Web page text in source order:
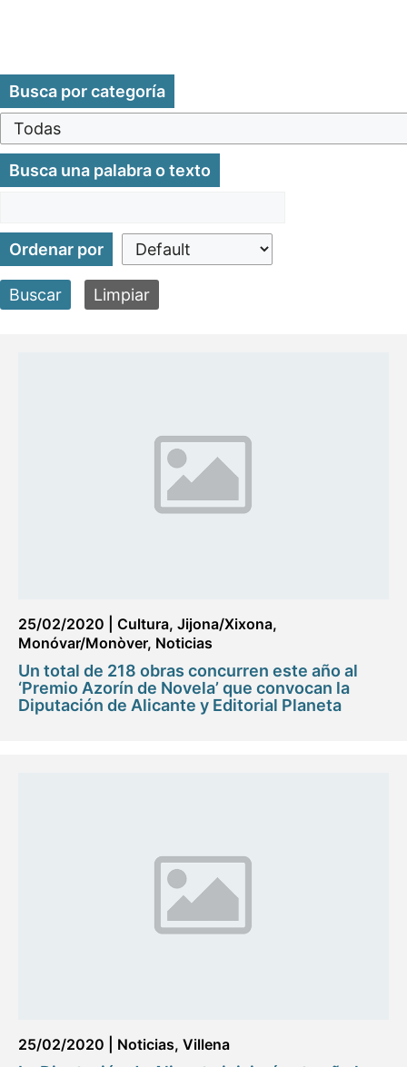
Busca por categoría
Busca una palabra o texto
Ordenar por
Buscar Limpiar
25/02/2020 Cultura, Jijona/Xixona,
Monóvar/Monòver, Noticias
Un total de 218 obras concurren este año al
‘Premio Azorín de Novela’ que convocan la
Diputación de Alicante y Editorial Planeta
25/02/2020 Noticias, Villena